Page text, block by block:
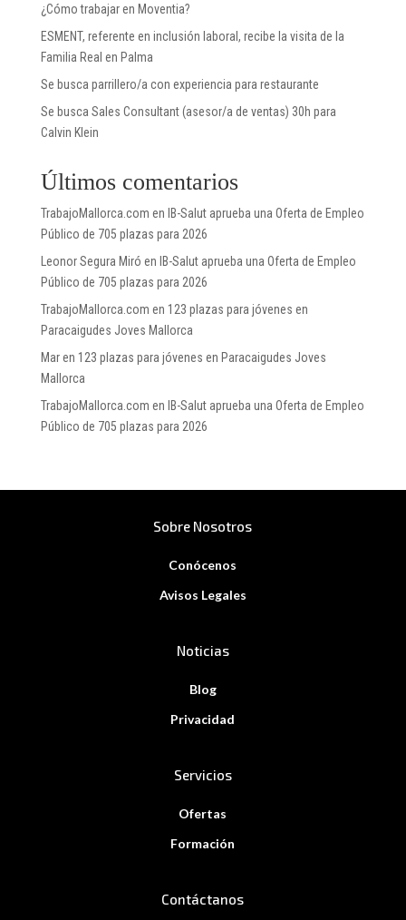
¿Cómo trabajar en Moventia?
ESMENT, referente en inclusión laboral, recibe la visita de la
Familia Real en Palma
Se busca parrillero/a con experiencia para restaurante
Se busca Sales Consultant (asesor/a de ventas) 30h para
Calvin Klein
Últimos comentarios
TrabajoMallorca.com en IB-Salut aprueba una Oferta de Empleo
Público de 705 plazas para 2026
Leonor Segura Miró en IB-Salut aprueba una Oferta de Empleo
Público de 705 plazas para 2026
TrabajoMallorca.com en 123 plazas para jóvenes en
Paracaigudes Joves Mallorca
Maren 123 plazas para jóvenes en Paracaigudes Joves
Mallorca
TrabajoMallorca.com en IB-Salut aprueba una Oferta de Empleo
Público de 705 plazas para 2026
Sobre Nosotros
Conócenos
Avisos Legales
Noticias
Blog
Privacidad
Servicios
Ofertas
Formación
Contáctanos